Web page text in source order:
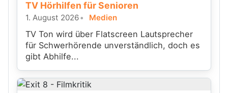
TV Hörhilfen für Senioren
1. August 2026 Medien
TV Ton wird über Flatscreen Lautsprecher
für Schwerhörende unverständlich, doch es
gibt Abhilfe...